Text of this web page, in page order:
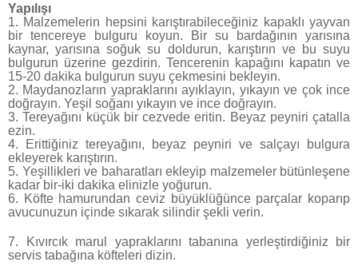
Yapılışı
1. Malzemelerin hepsini karıştırabileceğiniz kapaklı yayvan
bir tencereye bulguru koyun. Bir su bardağının yarısına
kaynar, yarısına soğuk su doldurun, karıştırın ve bu suyu
bulgurun üzerine gezdirin. Tencerenin kapağını kapatın ve
15-20 dakika bulgurun suyu çekmesini bekleyin.
2. Maydanozların yapraklarını ayıklayın, yıkayın ve çok ince
doğrayın. Yeşil soğanı yıkayın ve ince doğrayın.
3. Tereyağını küçük bir cezvede eritin. Beyaz peyniri çatalla
ezin.
4. Erittiğiniz tereyağını, beyaz peyniri ve salçayı bulgura
ekleyerek karıştırın.
5. Yeşillikleri ve baharatları ekleyip malzemeler bütünleşene
kadar bir-iki dakika elinizle yoğurun.
6. Köfte hamurundan ceviz büyüklüğünce parçalar koparıp
avucunuzun içinde sıkarak silindir şekli verin.
7. Kıvırcık marul yapraklarını tabanına yerleştirdiğiniz bir
servis tabağına köfteleri dizin.